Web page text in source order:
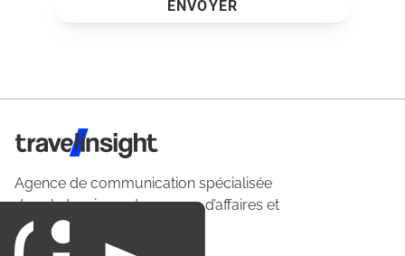
ENVOYER
Travel Insight
Agence de communication spécialisée
dans le tourisme du voyage d’affaires et
du loisirs.